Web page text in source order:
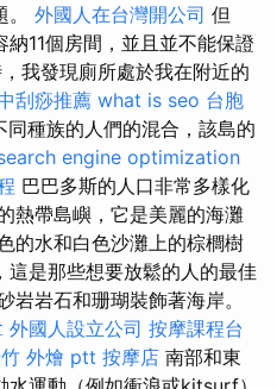
外國人在台灣開公司 但
11個房間，並且並不能保證
我發現廁所處於我在附近的
刮痧推薦 what is seo 台胞
同種族的人們的混合，該島的
engine optimization
巴巴多斯的人口非常多樣化
熱帶島嶼，它是美麗的海灘
的水和白色沙灘上的棕櫚樹
是那些想要放鬆的人的最佳
岩石和珊瑚裝飾著海岸。
外國人設立公司 按摩課程台
外燴 ptt 按摩店 南部和東